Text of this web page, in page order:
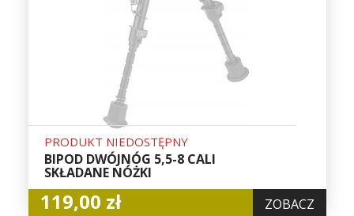
PRODUKT NIEDOSTĘPNY
BIPOD DWÓJNÓG 5,5-8 CALI
SKŁADANE NÓŻKI
119,00 zł ZOBACZ